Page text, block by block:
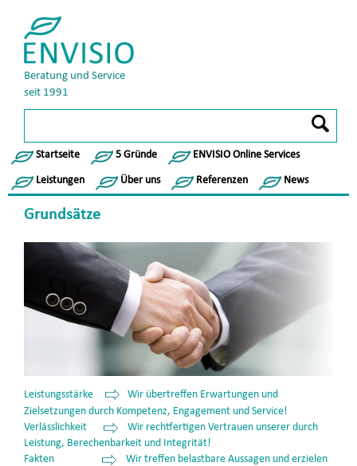
Beratung und Service
seit 1991
Startseite 5 Gründe ENVISIO Online Services
Leistungen Über uns Referenzen News
Grundsätze
Leistungsstärke
Wir übertreffen Erwartungen und
Zielsetzungen durch Kompetenz, Engagement und Service!
Verlässlichkeit
Wir rechtfertigen Vertrauen unserer durch
Leistung, Berechenbarkeit und Integrität!
Fakten
Wir treffen belastbare Aussagen und erzielen